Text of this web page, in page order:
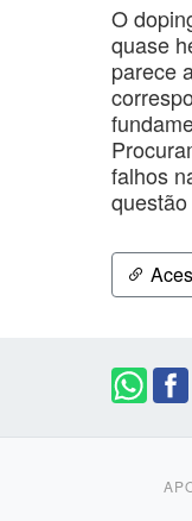
O
quase
parece
falhos